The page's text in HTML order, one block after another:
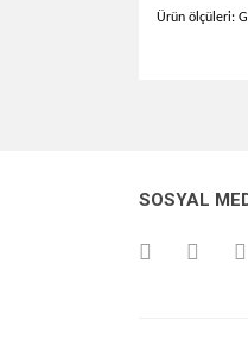
Ürün ölçüleri:
Ürün
SOSYAL